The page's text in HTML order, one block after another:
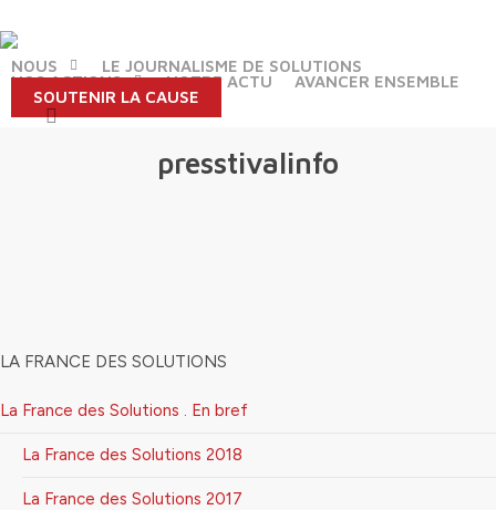
to
main
content
NOUS
LE JOURNALISME DE SOLUTIONS
NOS ACTIONS
NOTRE ACTU
AVANCER ENSEMBLE
SOUTENIR LA CAUSE
search
presstivalinfo
LA FRANCE DES SOLUTIONS
La France des Solutions . En bref
La France des Solutions 2018
La France des Solutions 2017